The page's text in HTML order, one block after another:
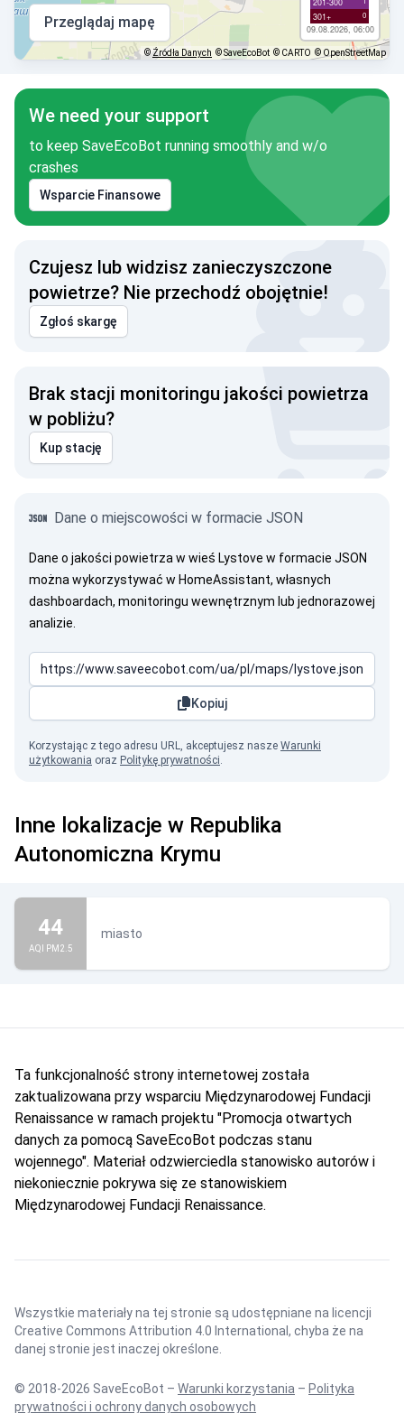
301+ 0
09.08.2026, 06:00
Przeglądaj mapę
© Źródła Danych © SaveEcoBot © CARTO © OpenStreetMap
We need your support
to keep SaveEcoBot running smoothly and w/o
crashes
Wsparcie Finansowe
Czujesz lub widzisz zanieczyszczone
powietrze? Nie przechodź obojętnie!
Zgłoś skargę
Brak stacji monitoringu jakości powietrza
w pobliżu?
Kup stację
Dane o miejscowości w formacie JSON
Dane o jakości powietrza w wieś Lystove w formacie JSON
można wykorzystywać w HomeAssistant, własnych
dashboardach, monitoringu wewnętrznym lub jednorazowej
analizie.
Kopiuj
Korzystając z tego adresu URL, akceptujesz nasze Warunki
użytkowania oraz Politykę prywatności.
Inne lokalizacje w Republika
Autonomiczna Krymu
44
AQI PM2.5
miasto
Ta funkcjonalność strony internetowej została
zaktualizowana przy wsparciu Międzynarodowej Fundacji
Renaissance w ramach projektu "Promocja otwartych
danych za pomocą SaveEcoBot podczas stanu
wojennego". Materiał odzwierciedla stanowisko autorów i
niekoniecznie pokrywa się ze stanowiskiem
Międzynarodowej Fundacji Renaissance.
Wszystkie materiały na tej stronie są udostępniane na licencji
Creative Commons Attribution 4.0 International , chyba że na
danej stronie jest inaczej określone.
© 2018-2026 SaveEcoBot – Warunki korzystania – Polityka
prywatności i ochrony danych osobowych